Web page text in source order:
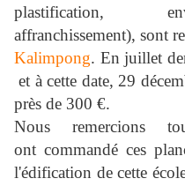
plastification,
affranchissement), sont
Kalimpong. En juillet
et à cette date, 29
près de 300 €.
Nous remercions
ont commandé ces
l'édification de cette